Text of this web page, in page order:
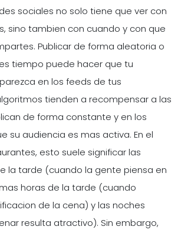
sociales no solo tiene que ver con
sino tambien con cuando y con que
Publicar de forma aleatoria o
tiempo puede hacer que tu
en los feeds de tus
tienden a recompensar a las
de forma constante y en los
su audiencia es mas activa. En el
esto suele significar las
la tarde (cuando la gente piensa en
horas de la tarde (cuando
de la cena) y las noches
resulta atractivo). Sin embargo,